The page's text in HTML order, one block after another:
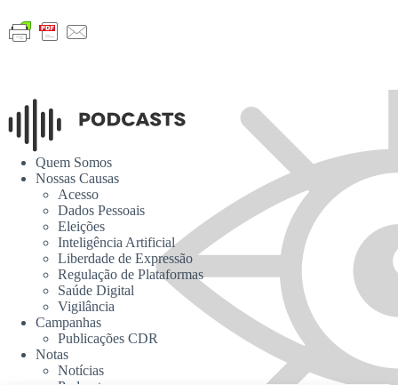
Quem Somos
Nossas Causas
Acesso
Dados Pessoais
Eleições
Inteligência Artificial
Liberdade de Expressão
Regulação de Plataformas
Saúde Digital
Vigilância
Campanhas
Publicações CDR
Notas
Notícias